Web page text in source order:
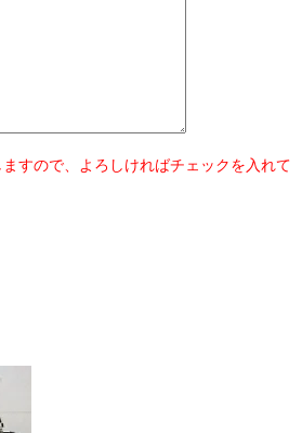
すので、よろしければチェックを入れて